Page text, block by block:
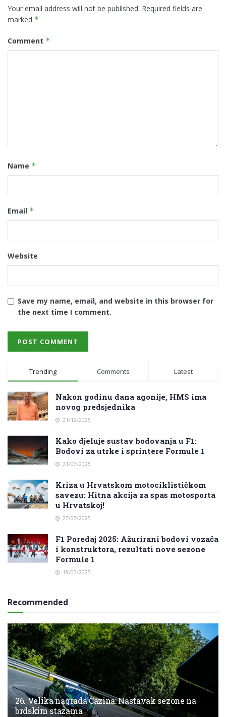
Your email address will not be published. Required fields are
marked *
Comment *
Name *
Email *
Website
Save my name, email, and website in this browser for
the next time I comment.
Trending Comments Latest
Nakon godinu dana agonije, HMS ima
novog predsjednika
21/12/2025
Kako djeluje sustav bodovanja u F1:
Bodovi za utrke i sprintere Formule 1
21/03/2025
Kriza u Hrvatskom motociklističkom
savezu: Hitna akcija za spas motosporta
u Hrvatskoj!
27/07/2025
F1 Poredaj 2025: Ažurirani bodovi vozača
i konstruktora, rezultati nove sezone
Formule 1
19/03/2025
Recommended
26. Velika nagrada Cazina: Nastavak sezone na
brdskim stazama